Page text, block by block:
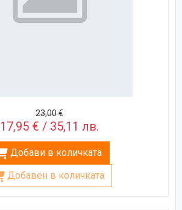
23,00 €
17,95 € / 35,11 лв.
Добави в количката
Добавен в количката